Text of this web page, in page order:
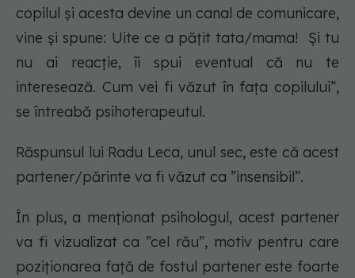
copilul și acesta devine un canal de comunicare,
vine și spune: Uite ce a pățit tata/mama! Și tu
nu ai reacție, îi spui eventual că nu te
interesează. Cum vei fi văzut în fața copilului”,
se întreabă psihoterapeutul.
Răspunsul lui Radu Leca, unul sec, este că acest
partener/părinte va fi văzut ca ”insensibil”.
În plus, a menționat psihologul, acest partener
va fi vizualizat ca ”cel rău”, motiv pentru care
poziționarea față de fostul partener este foarte